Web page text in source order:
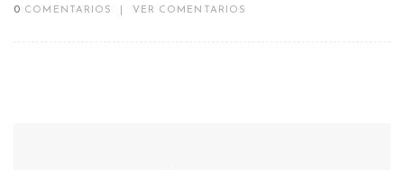
0 COMENTARIOS VER COMENTARIOS